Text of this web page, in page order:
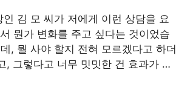
김 모 씨가 저에게 이런 상담을 요
뭔가 변화를 주고 싶다는 것이었습
, 뭘 사야 할지 전혀 모르겠다고 하더
, 그렇다고 너무 밋밋한 건 효과가 …